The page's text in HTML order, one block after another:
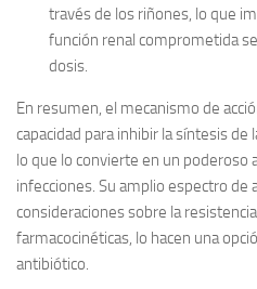
través de los riñones, lo que
función renal comprometida
dosis.
En resumen, el mecanismo de
capacidad para inhibir la síntesis de
lo que lo convierte en un poderoso
infecciones. Su amplio espectro de
consideraciones sobre la
farmacocinéticas, lo hacen una
antibiótico.